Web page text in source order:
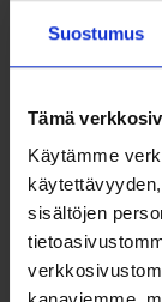
Suostumus
Tämä
Käytämme
sisältöjen